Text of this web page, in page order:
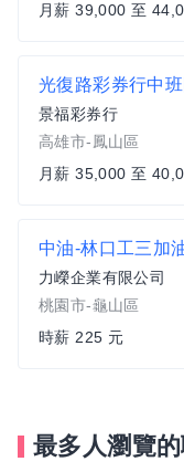
月薪 39,000 至
光復路彩券行中
景福彩券行
高雄市-鳳山區
月薪 35,000 至
中油-林口工三加
力嶸企業有限公司
桃園市-龜山區
時薪 225 元
最多人瀏覽